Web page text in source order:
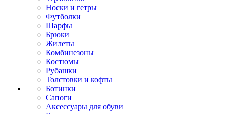
Носки и гетры
Футболки
Шарфы
Брюки
Жилеты
Комбинезоны
Костюмы
Рубашки
Толстовки и кофты
Ботинки
Сапоги
Аксессуары для обуви